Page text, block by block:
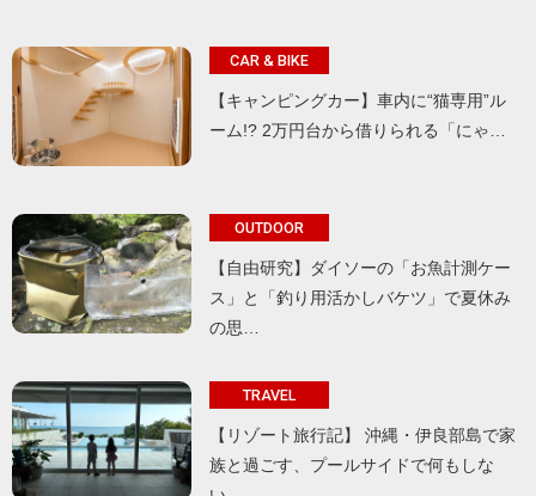
CAR & BIKE
【キャンピングカー】車内に“猫専用”ル
ーム!? 2万円台から借りられる「にゃ…
OUTDOOR
【自由研究】ダイソーの「お魚計測ケー
ス」と「釣り用活かしバケツ」で夏休み
の思…
TRAVEL
【リゾート旅行記】 沖縄・伊良部島で家
族と過ごす、プールサイドで何もしな